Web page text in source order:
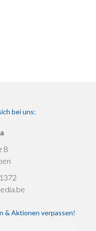
bei uns:
8
& Aktionen verpassen!